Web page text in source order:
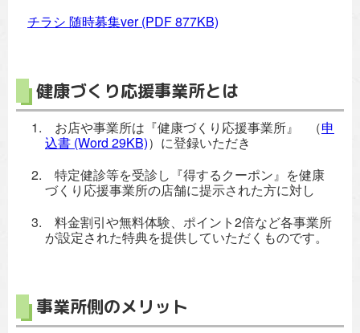
チラシ 随時募集ver(PDF 877KB)
健康づくり応援事業所とは
お店や事業所は『健康づくり応援事業所』 （申
込書 (Word 29KB)）に登録いただき
特定健診等を受診し『得するクーポン』を健康
づくり応援事業所の店舗に提示された方に対し
料金割引や無料体験、ポイント2倍など各事業所
が設定された特典を提供していただくものです。
事業所側のメリット